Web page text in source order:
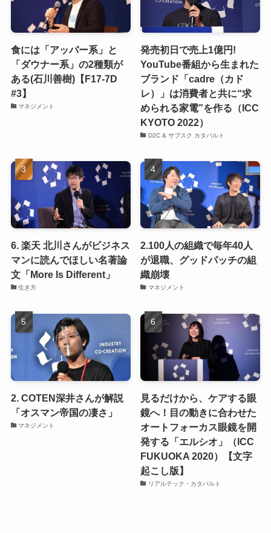
食には「アッパー系」と
「ダウナー系」の2種類が
ある(石川善樹)【F17-7D
#3】
マネジメント
発売初日で売上1億円!
YouTube番組から生まれた
ブランド「cadre（カド
レ）」は消費者と共に“求
められる家電”を作る（ICC
KYOTO 2022）
D2C & サブスク カタパルト
6. 楽天 北川さんがビジネス
マンに読んでほしい名著論
文「More Is Different」
生き方
2.100人の組織で毎年40人
が退職、グッドパッチの組
織崩壊
マネジメント
2. COTEN深井さんが解説
「オスマン帝国の凄さ」
マネジメント
見るだけから、ケアする眼
鏡へ！目の動きに合わせた
オートフォーカス眼鏡を開
発する「エルシオ」（ICC
FUKUOKA 2020）【文字
起こし版】
リアルテック・カタパルト